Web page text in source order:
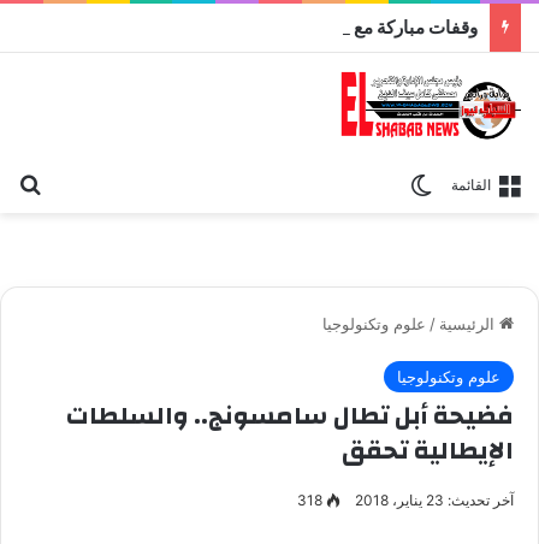
القائمة
الرئيسية / علوم وتكنولوجيا
علوم وتكنولوجيا
فضيحة أبل تطال سامسونج.. والسلطات
الإيطالية تحقق
آخر تحديث: 23 يناير، 2018 318